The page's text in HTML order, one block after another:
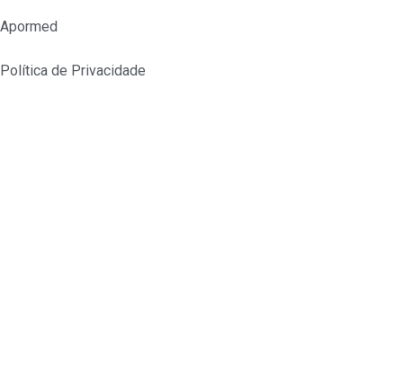
Apormed
Política de Privacidade